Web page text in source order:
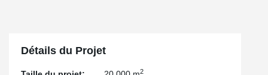
Détails du Projet
2